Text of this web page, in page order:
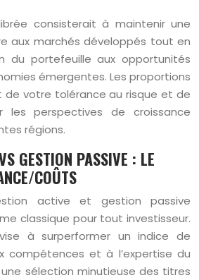
consisterait à maintenir une
aux marchés développés tout en
du portefeuille aux opportunités
émergentes. Les proportions
votre tolérance au risque et de
les perspectives de croissance
régions.
GESTION PASSIVE : LE
COÛTS
active et gestion passive
classique pour tout investisseur.
à surperformer un indice de
compétences et à l’expertise du
sélection minutieuse des titres